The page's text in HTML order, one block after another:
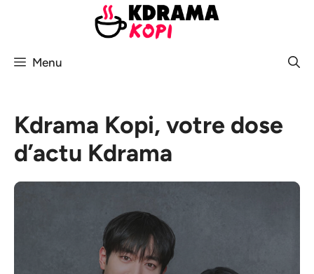
Menu
Kdrama Kopi, votre dose
d’actu Kdrama